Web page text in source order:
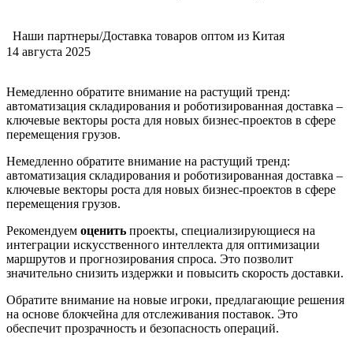
Наши партнеры/Доставка товаров оптом из Китая
14 августа 2025
Немедленно обратите внимание на растущий тренд:
автоматизация складирования и роботизированная доставка –
ключевые векторы роста для новых бизнес-проектов в сфере
перемещения грузов.
Немедленно обратите внимание на растущий тренд:
автоматизация складирования и роботизированная доставка –
ключевые векторы роста для новых бизнес-проектов в сфере
перемещения грузов.
Рекомендуем оценить проекты, специализирующиеся на
интеграции искусственного интеллекта для оптимизации
маршрутов и прогнозирования спроса. Это позволит
значительно снизить издержки и повысить скорость доставки.
Обратите внимание на новые игроки, предлагающие решения
на основе блокчейна для отслеживания поставок. Это
обеспечит прозрачность и безопасность операций.